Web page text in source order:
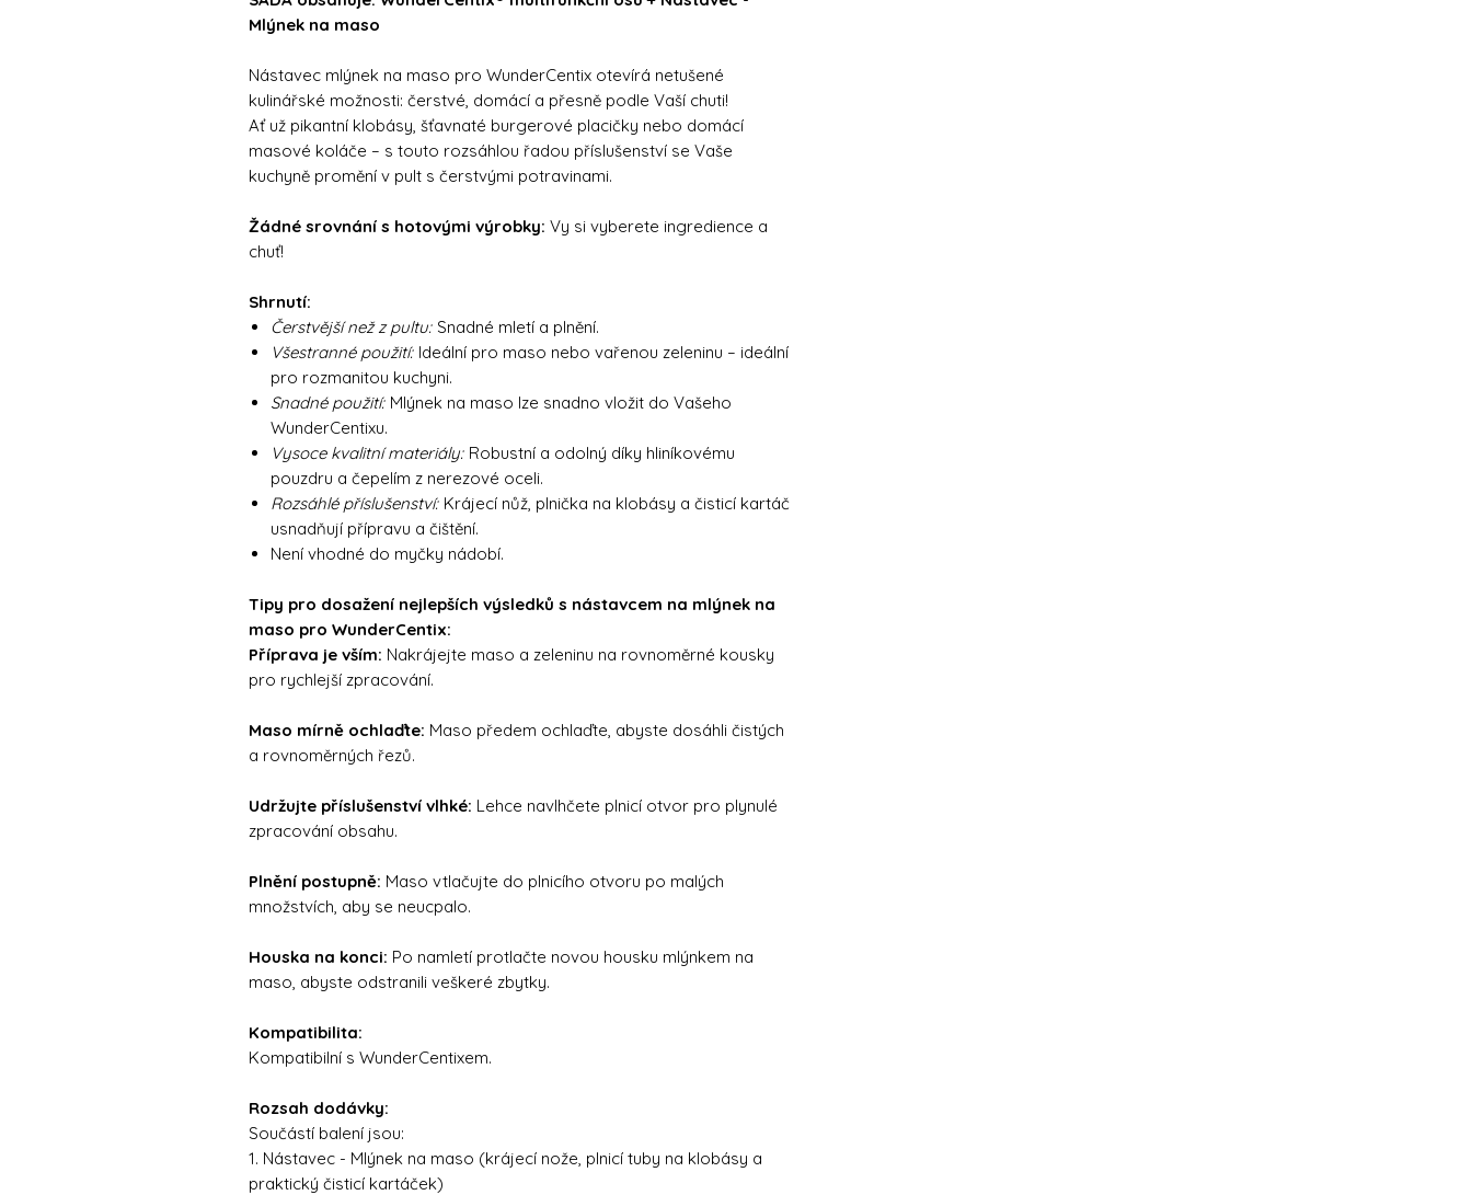
Mlýnek na maso
Nástavec mlýnek na maso pro WunderCentix otevírá netušené
kulinářské možnosti: čerstvé, domácí a přesně podle Vaší chuti!
Ať už pikantní klobásy, šťavnaté burgerové placičky nebo domácí
masové koláče – s touto rozsáhlou řadou příslušenství se Vaše
kuchyně promění v pult s čerstvými potravinami.
Žádné srovnání s hotovými výrobky: Vy si vyberete ingredience a
chuť!
Shrnutí:
Čerstvější než z pultu: Snadné mletí a plnění.
Všestranné použití: Ideální pro maso nebo vařenou zeleninu – ideální
pro rozmanitou kuchyni.
Snadné použití: Mlýnek na maso lze snadno vložit do Vašeho
WunderCentixu.
Vysoce kvalitní materiály: Robustní a odolný díky hliníkovému
pouzdru a čepelím z nerezové oceli.
Rozsáhlé příslušenství: Krájecí nůž, plnička na klobásy a čisticí kartáč
usnadňují přípravu a čištění.
Není vhodné do myčky nádobí.
Tipy pro dosažení nejlepších výsledků s nástavcem na mlýnek na
maso pro WunderCentix:
Příprava je vším: Nakrájejte maso a zeleninu na rovnoměrné kousky
pro rychlejší zpracování.
Maso mírně ochlaďte: Maso předem ochlaďte, abyste dosáhli čistých
a rovnoměrných řezů.
Udržujte příslušenství vlhké: Lehce navlhčete plnicí otvor pro plynulé
zpracování obsahu.
Plnění postupně: Maso vtlačujte do plnicího otvoru po malých
množstvích, aby se neucpalo.
Houska na konci: Po namletí protlačte novou housku mlýnkem na
maso, abyste odstranili veškeré zbytky.
Kompatibilita:
Kompatibilní s WunderCentixem.
Rozsah dodávky:
Součástí balení jsou:
1. Nástavec - Mlýnek na maso (krájecí nože, plnicí tuby na klobásy a
praktický čisticí kartáček)